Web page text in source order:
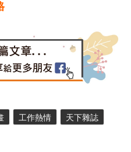
工作熱情 天下雜誌